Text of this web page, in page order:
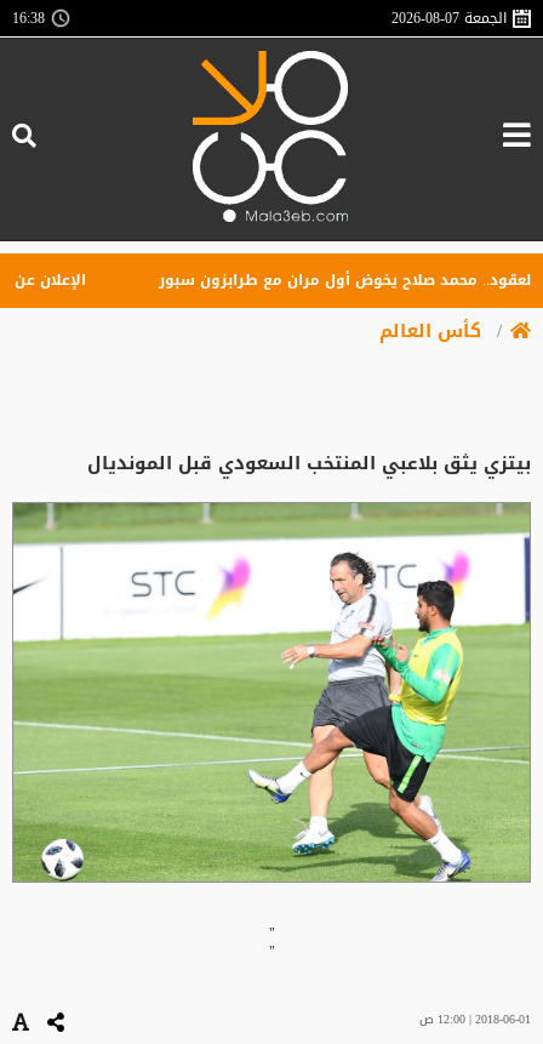
الجمعة2026-08-07
16:38
محمد صلاح يخوض أول مران مع طرابزون سبور الإعلان عن
كأس العالم
بيتزي يثق بلاعبي المنتخب السعودي قبل المونديال
"
"
2018-06-01 | 12:00 ص